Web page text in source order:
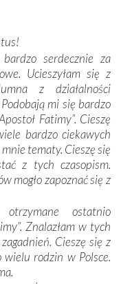
do historycznych
naszej pielgrzymki,
swoją opieką
nacje, które
która zawierza
wierności Bogu i
Trudne momenty w
przypominają o
duszę i o łaskę
pomyślność –
owocuje
prawdy
opowieści
i wodzach,
losach grzesznych
serdecznie za
Ucieszyłam się z
z działalności
mi się bardzo
Fatimy”. Cieszę
bardzo ciekawych
tematy. Cieszę się
z tych czasopism.
mogło zapoznać się z
ostatnio
Znalazłam w tych
Cieszę się z
wielu rodzin w Polsce.